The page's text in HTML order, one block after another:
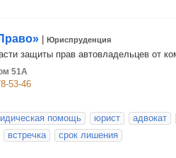
Юриспруденция
защиты прав автовладельцев от
51А
53-46
помощь юрист
адвокат
встречка срок лишения